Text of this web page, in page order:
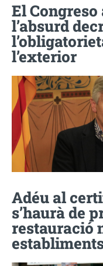
El
l’absurd
l’exterior
Adéu al
s’haurà de
restauració